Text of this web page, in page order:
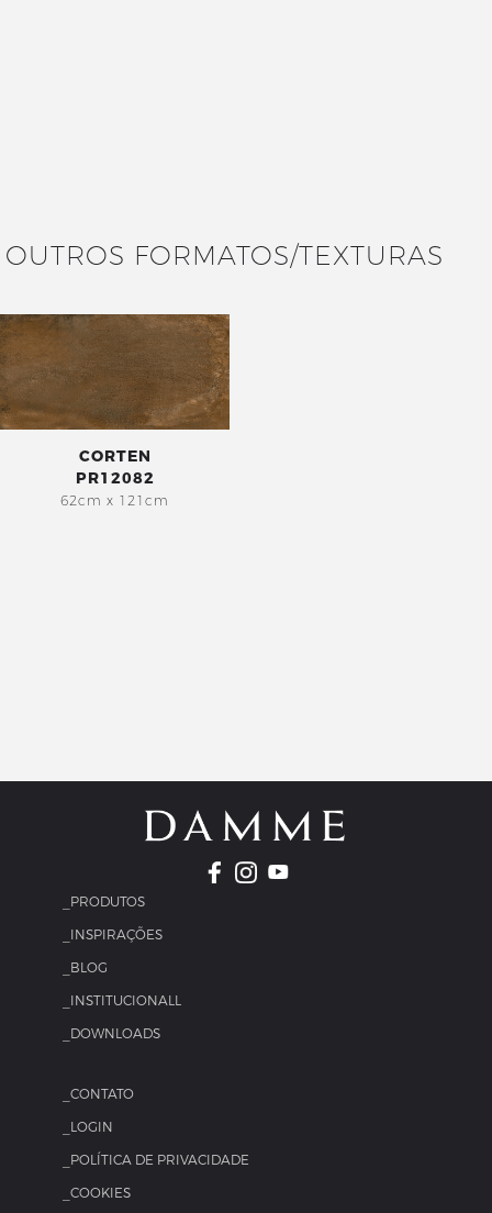
OUTROS FORMATOS/TEXTURAS
CORTEN
PR12082
62cm x 121cm
_PRODUTOS
_INSPIRAÇÕES
_BLOG
_INSTITUCIONALL
_DOWNLOADS
_CONTATO
_LOGIN
_POLÍTICA DE PRIVACIDADE
_COOKIES